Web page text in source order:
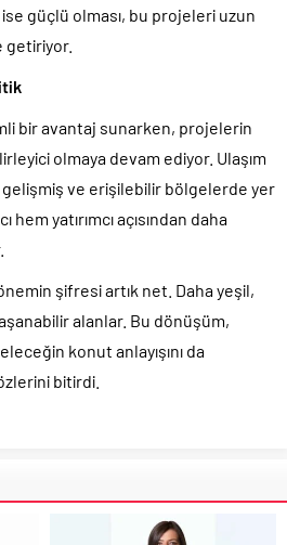
ise güçlü olması, bu projeleri uzun
getiriyor.
bir avantaj sunarken, projelerin
olmaya devam ediyor. Ulaşım
gelişmiş ve erişilebilir bölgelerde yer
yatırımcı açısından daha
şifresi artık net. Daha yeşil,
alanlar. Bu dönüşüm,
konut anlayışını da
bitirdi.